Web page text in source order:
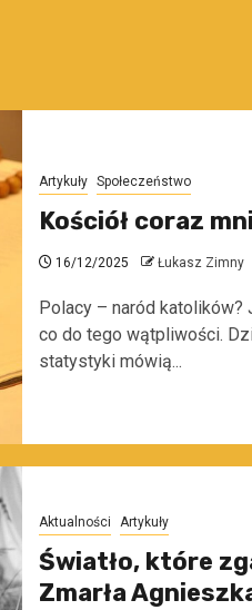
Artykuły Społeczeństwo
Kościół coraz
16/12/2025 Łukasz Zimny
Polacy – naród katolików?
co do tego wątpliwości.
statystyki mówią...
Aktualności Artykuły
Światło, które
Zmarła